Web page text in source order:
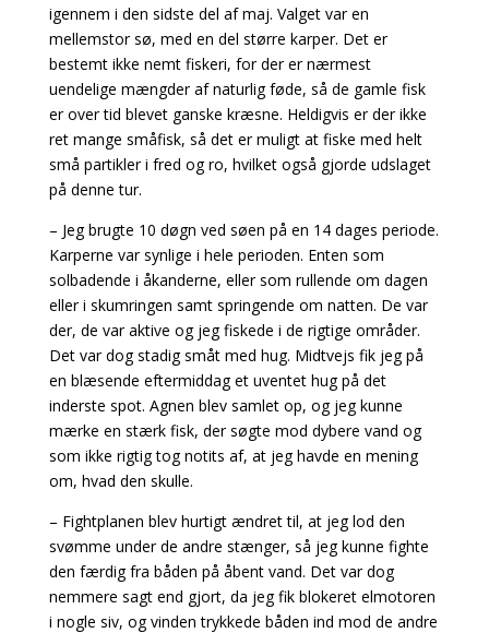
igennem i den sidste del af maj. Valget var en
mellemstor sø, med en del større karper. Det er
bestemt ikke nemt fiskeri, for der er nærmest
uendelige mængder af naturlig føde, så de gamle fisk
er over tid blevet ganske kræsne. Heldigvis er der ikke
ret mange småfisk, så det er muligt at fiske med helt
små partikler i fred og ro, hvilket også gjorde udslaget
på denne tur.
– Jeg brugte 10 døgn ved søen på en 14 dages periode.
Karperne var synlige i hele perioden. Enten som
solbadende i åkanderne, eller som rullende om dagen
eller i skumringen samt springende om natten. De var
der, de var aktive og jeg fiskede i de rigtige områder.
Det var dog stadig småt med hug. Midtvejs fik jeg på
en blæsende eftermiddag et uventet hug på det
inderste spot. Agnen blev samlet op, og jeg kunne
mærke en stærk fisk, der søgte mod dybere vand og
som ikke rigtig tog notits af, at jeg havde en mening
om, hvad den skulle.
– Fightplanen blev hurtigt ændret til, at jeg lod den
svømme under de andre stænger, så jeg kunne fighte
den færdig fra båden på åbent vand. Det var dog
nemmere sagt end gjort, da jeg fik blokeret elmotoren
i nogle siv, og vinden trykkede båden ind mod de andre